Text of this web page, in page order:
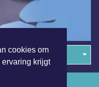
cookies om
ervaring krijgt